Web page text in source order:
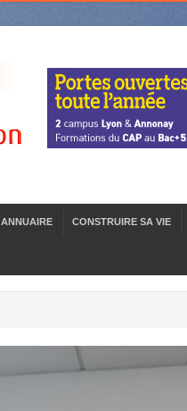
ANNUAIRE CONSTRUIRE SA VIE